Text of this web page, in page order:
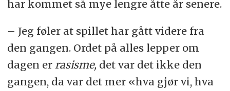
har kommet så mye lengre åtte år senere.
– Jeg føler at spillet har gått videre fra
den gangen. Ordet på alles lepper om
dagen er rasisme, det var det ikke den
gangen, da var det mer «hva gjør vi, hva